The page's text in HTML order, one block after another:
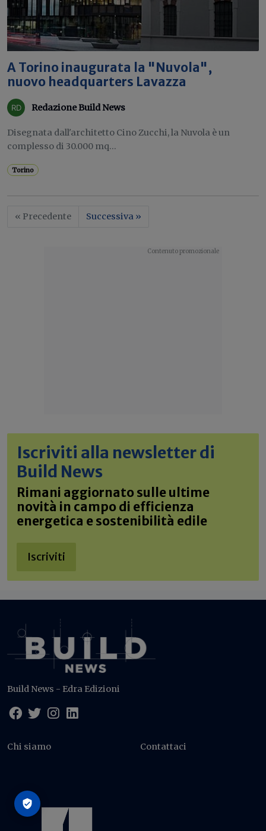
A Torino inaugurata la "Nuvola",
nuovo headquarters Lavazza
Redazione Build News
Disegnata dall'architetto Cino Zucchi, la Nuvola è un
complesso di 30.000 mq...
Torino
« Precedente Successiva »
Iscriviti alla newsletter di
Build News
Rimani aggiornato sulle ultime
novità in campo di efficienza
energetica e sostenibilità edile
Iscriviti
Build News - Edra Edizioni
Chi siamo Contattaci